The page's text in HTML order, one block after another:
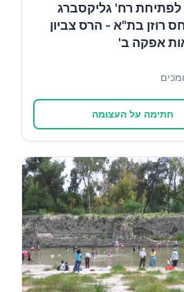
לפתיחת רח' גליקסברג
רוזן בת"א - הרס צביון
אפקה ב'
חתימה על העצומה